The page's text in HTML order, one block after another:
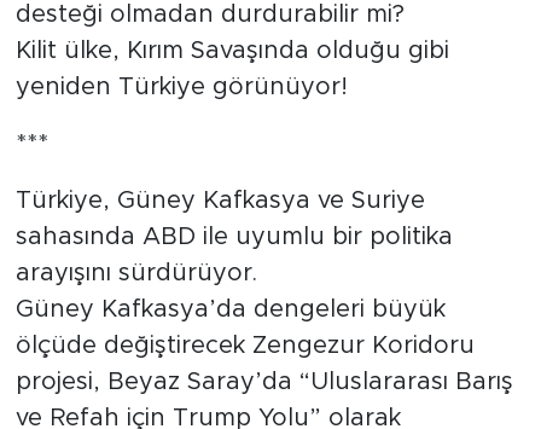
desteği olmadan durdurabilir mi?
Kilit ülke, Kırım Savaşında olduğu gibi
yeniden Türkiye görünüyor!
***
Türkiye, Güney Kafkasya ve Suriye
sahasında ABD ile uyumlu bir politika
arayışını sürdürüyor.
Güney Kafkasya’da dengeleri büyük
ölçüde değiştirecek Zengezur Koridoru
projesi, Beyaz Saray’da “Uluslararası Barış
ve Refah için Trump Yolu” olarak